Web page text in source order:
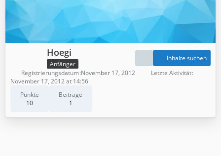
Hoegi
Anfänger
Punkte
10
Beiträge
1
Inhalte suchen
Registrierungsdatum November 17, 2012
Letzte Aktivität
November 17, 2012 at 14:56